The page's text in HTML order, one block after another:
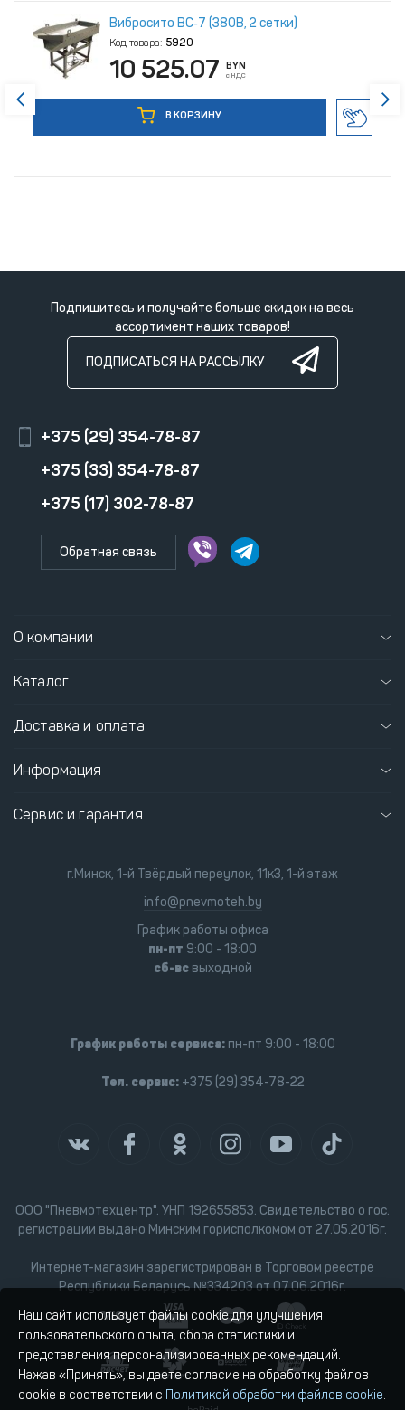
Вибросито ВС‑7 (380В, 2 сетки)
Код товара: 5920
10 525.07 BYN
с НДС
В КОРЗИНУ
Подпишитесь и получайте больше скидок на весь
ассортимент наших товаров!
ПОДПИСАТЬСЯ НА РАССЫЛКУ
+375 (29) 354-78-87
+375 (33) 354-78-87
+375 (17) 302-78-87
Обратная связь
О компании
Каталог
Доставка и оплата
Информация
Сервис и гарантия
ООО "Пневмотехцентр". УНП 192655853. Свидетельство о гос.
регистрации выдано Минским горисполкомом от 27.05.2016г.
Интернет-магазин зарегистрирован в Торговом реестре
Республики Беларусь №334203 от 07.06.2016г.
г.Минск, 1-й Твёрдый переулок, 11к3, 1-й этаж
info@pnevmoteh.by
График работы офиса
пн-пт 9:00 - 18:00
сб-всвыходной
График работы сервиса:пн-пт 9:00 - 18:00
Тел. сервис:+375 (29) 354-78-22
Наш сайт использует файлы cookie для улучшения
пользовательского опыта, сбора статистики и
представления персонализированных рекомендаций.
Нажав «Принять», вы даете согласие на обработку файлов
cookie в соответствии с Политикой обработки файлов cookie.